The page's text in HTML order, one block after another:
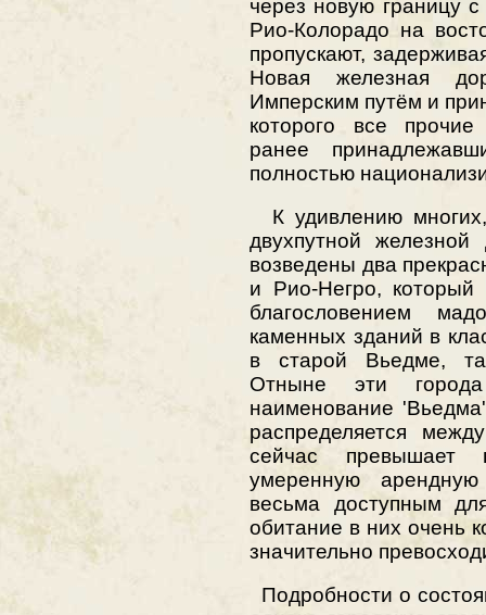
через новую границу
Рио-Колорадо на
пропускают,
Новая железная
Имперским путём и
которого все
ранее
полностью
К удивлению
двухпутной
возведены два
и Рио-Негро,
благословением
каменных зданий в
в старой Вьедме,
Отныне эти
наименование
распределяется
сейчас превышает
умеренную
весьма доступным
обитание в них очень
значительно
Подробности о